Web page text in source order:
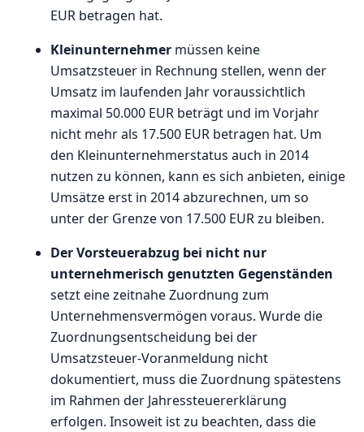
EUR betragen hat.
Kleinunternehmer müssen keine
Umsatzsteuer in Rechnung stellen, wenn der
Umsatz im laufenden Jahr voraussichtlich
maximal 50.000 EUR beträgt und im Vorjahr
nicht mehr als 17.500 EUR betragen hat. Um
den Kleinunternehmerstatus auch in 2014
nutzen zu können, kann es sich anbieten, einige
Umsätze erst in 2014 abzurechnen, um so
unter der Grenze von 17.500 EUR zu bleiben.
Der Vorsteuerabzug bei nicht nur
unternehmerisch genutzten Gegenständen
setzt eine zeitnahe Zuordnung zum
Unternehmensvermögen voraus. Wurde die
Zuordnungsentscheidung bei der
Umsatzsteuer-Voranmeldung nicht
dokumentiert, muss die Zuordnung spätestens
im Rahmen der Jahressteuererklärung
erfolgen. Insoweit ist zu beachten, dass die